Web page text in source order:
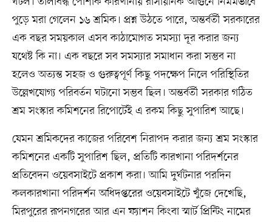
পুড়ে মরা গেলেন ১৬ শ্রমিক। প্রশ্ন উঠতে পারে, অন্তর্বর্তী সরকারের
এক বছর সময়কাল এসব কাঠামোগত সমস্যা দূর করার জন্য
যথেষ্ট কি না। এক বছরে সব সমস্যার সমাধান করা সম্ভব না
হলেও অত্যন্ত সহজ ও গুরুত্বপূর্ণ কিছু পদক্ষেপ নিলে পরিস্থিতির
উল্লেখযোগ্য পরিবর্তন ঘটানো সম্ভব ছিল। অন্তর্বর্তী সরকার গঠিত
শ্রম সংস্কার কমিশনের রিপোর্টেই এ রকম কিছু সুপারিশ আছে।
যেমন শ্রমিকদের কাজের পরিবেশ নিরাপদ করার জন্য শ্রম সংস্কার
কমিশনের একটি সুপারিশ ছিল, প্রতিটি কারখানা পরিদর্শনের
প্রতিবেদন ওয়েবসাইটে প্রকাশ করা। আমি দুর্ঘটনার পরদিন
কলকারখানা পরিদর্শন অধিদপ্তরের ওয়েবসাইটে খুঁজে দেখেছি,
মিরপুরের রূপনগরের আর এন ফ্যাশন কিংবা স্মার্ট প্রিন্টিং নামের